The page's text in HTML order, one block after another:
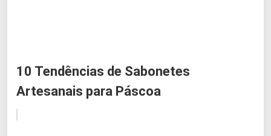
10 Tendências de Sabonetes
Artesanais para Páscoa